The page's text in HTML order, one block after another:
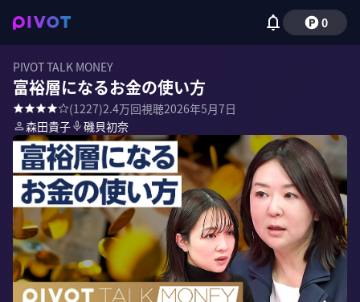
0
PIVOT TALK MONEY
富裕層になるお金の使い方
(1227)2.4万回視聴2026年5月7日
森田貴子
磯貝初奈